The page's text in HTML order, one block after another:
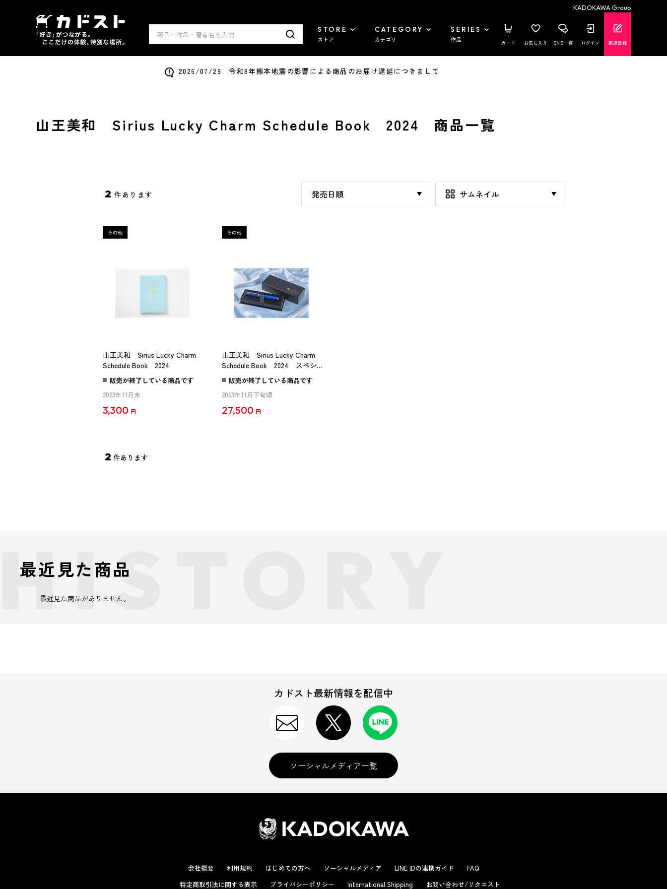
KADOKAWA Group
STORE
ストア
CATEGORY
カテゴリ
SERIES
作品 カート お気に入り SNS一覧 ログイン 新規登録
2026/07/29 令和8年熊本地震の影響による商品のお届け遅延につきまして
山王美和 Sirius Lucky Charm Schedule Book 2024 商品一覧
2 件あります
山王美和 Sirius Lucky Charm
Schedule Book 2024
販売が終了している商品です
2023年11月末
3,300 円
山王美和 Sirius Lucky Charm
Schedule Book 2024 スペシャ
ル万年筆付き
販売が終了している商品です
2023年11月下旬頃
27,500 円
2 件あります
最近見た商品
最近見た商品がありません。
カドスト最新情報を配信中
ソーシャルメディア一覧
会社概要 利用規約 はじめての方へ ソーシャルメディア LINE IDの連携ガイド
FAQ
特定商取引法に関する表示
プライバシーポリシー International Shipping お問い合わせ/リクエスト